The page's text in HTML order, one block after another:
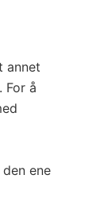
annet
For å
ene